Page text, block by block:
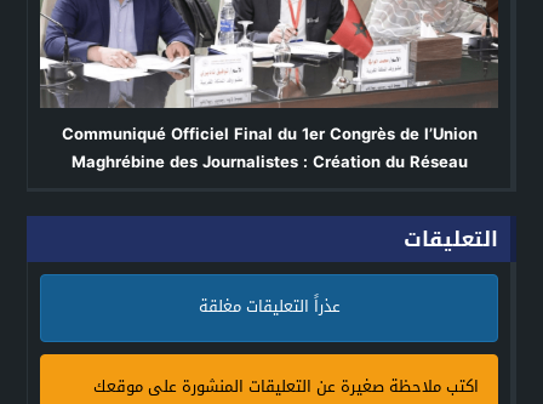
Communiqué Officiel Final du 1er Congrès de l’Union
Maghrébine des Journalistes : Création du Réseau
Participation Active du Maroc
التعليقات
عذراً التعليقات مغلقة
اكتب ملاحظة صغيرة عن التعليقات المنشورة على موقعك